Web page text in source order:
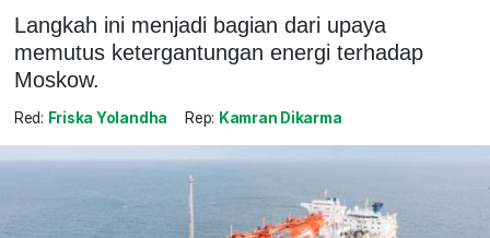
Langkah ini menjadi bagian dari upaya
memutus ketergantungan energi terhadap
Moskow.
Red: Friska Yolandha Rep: Kamran Dikarma